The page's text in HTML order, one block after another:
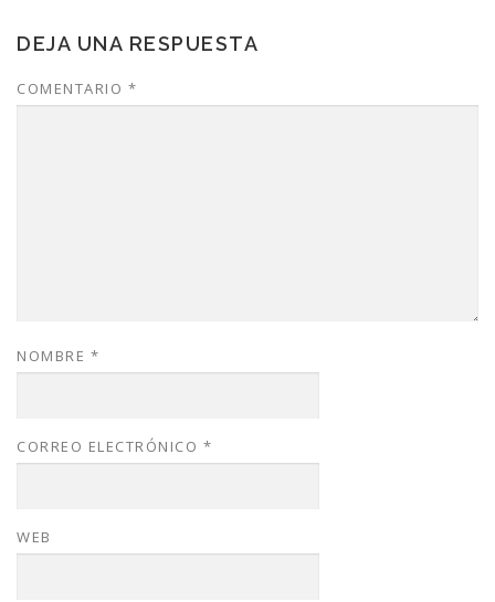
DEJA UNA RESPUESTA
COMENTARIO *
NOMBRE *
CORREO ELECTRÓNICO *
WEB